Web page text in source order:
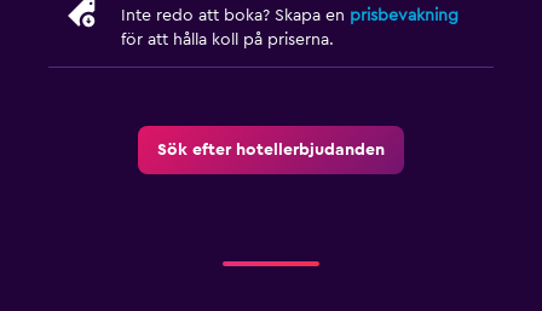
Inte redo att boka? Skapa en prisbevakning
för att hålla koll på priserna.
Sök efter hotellerbjudanden